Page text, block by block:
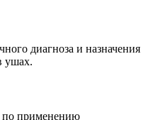
диагноза и назначения
ушах.
по применению